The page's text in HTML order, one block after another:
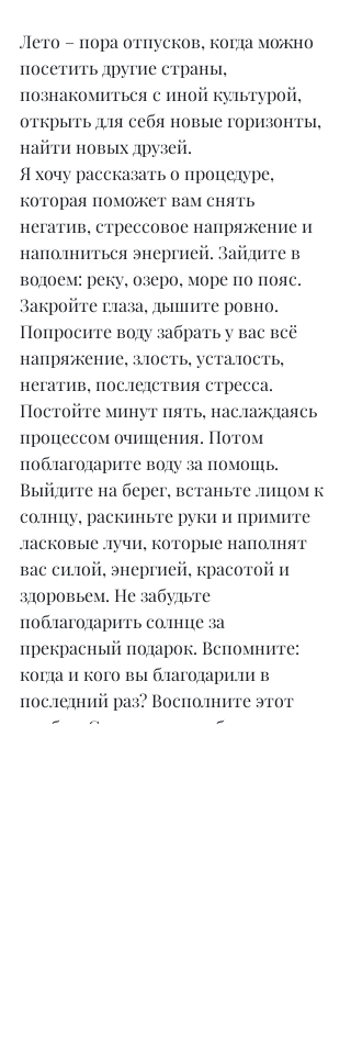
Лето – пора отпусков, когда можно
посетить другие страны,
познакомиться с иной культурой,
открыть для себя новые горизонты,
найти новых друзей.
Я хочу рассказать о процедуре,
которая поможет вам снять
негатив, стрессовое напряжение и
наполниться энергией. Зайдите в
водоем: реку, озеро, море по пояс.
Закройте глаза, дышите ровно.
Попросите воду забрать у вас всё
напряжение, злость, усталость,
негатив, последствия стресса.
Постойте минут пять, наслаждаясь
процессом очищения. Потом
поблагодарите воду за помощь.
Выйдите на берег, встаньте лицом к
солнцу, раскиньте руки и примите
ласковые лучи, которые наполнят
вас силой, энергией, красотой и
здоровьем. Не забудьте
поблагодарить солнце за
прекрасный подарок. Вспомните:
когда и кого вы благодарили в
последний раз? Восполните этот
пробел. Скажите спасибо